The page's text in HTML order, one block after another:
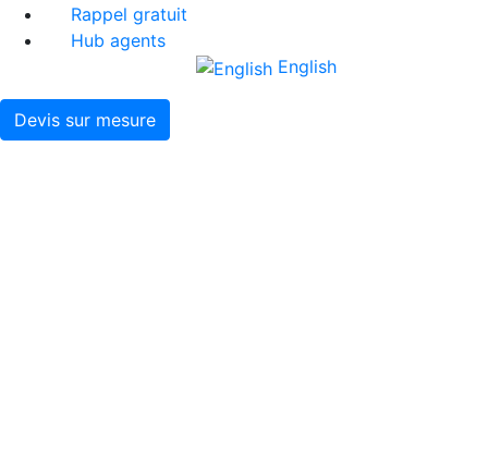
Rappel gratuit
Hub agents
English
Devis sur mesure